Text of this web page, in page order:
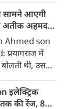
AI से तैयार कंटेंट
योग्य
अनिवार्य
या
के आधार पर
हटाने की
घटाकर 3 घंटे
सामने आएगी
अतीक अहमद
Ahmed son
में
थी, उस
कानून और
पड़ रही है।
इलेक्ट्रिक
की रेंज, 8